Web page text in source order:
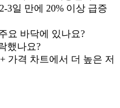
3일 만에 20% 이상 급증
요 바닥에 있나요?
했나요?
가격 차트에서 더 높은 저